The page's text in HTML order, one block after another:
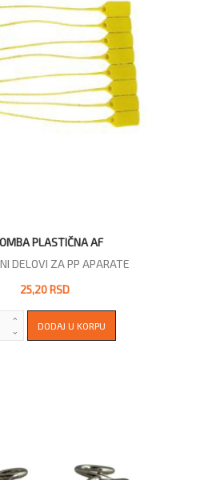
PLASTIČNA AF
DELOVI ZA PP APARATE
25,20 RSD